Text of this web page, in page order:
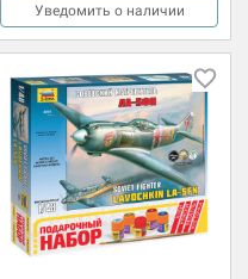
Уведомить о наличии